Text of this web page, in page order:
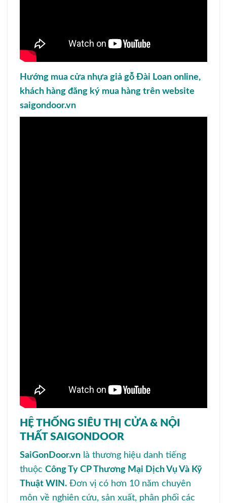
Hướng mua cửa nhựa giả gỗ Đài Loan online,
khách hàng đăng ký mua hàng trên website
saigondoor.vn
HỆ THỐNG SIÊU THỊ CỬA & NỘI
THẤT SAIGONDOOR
SaiGonDoor.vn là thương hiệu danh tiếng
thuộc Công Ty CP Thương Mại Dịch Vụ Và Kỹ
Thuật WIN. Đơn vị có hơn 10 năm chuyên
môn về nghiên cứu, sản xuất, phân phối các